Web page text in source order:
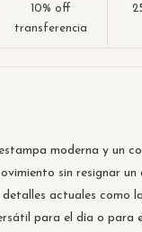
10% off
transferencia
moderna y un
sin resignar un
actuales como
para el día o para